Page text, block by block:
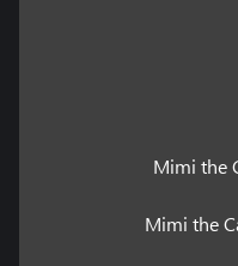
Mimi the
Mimi the